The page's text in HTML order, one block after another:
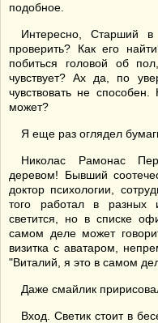
подобное.
Интересно, Старший
проверить? Как его
побиться головой об
чувствует? Ах да, по
чувствовать не
может?
Я еще раз оглядел
Николас Рамонас
деревом! Бывший
доктор психологии,
того работал в разных
светится, но в списке
самом деле может
визитка с аватаром,
"Виталий, я это в самом
Даже смайлик
Вход. Светик стоит в